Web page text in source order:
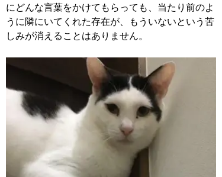
にどんな言葉をかけてもらっても、当たり前のよ
うに隣にいてくれた存在が、もういないという苦
しみが消えることはありません。